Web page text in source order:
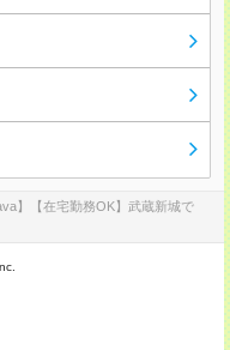
】【在宅勤務OK】武蔵新城で